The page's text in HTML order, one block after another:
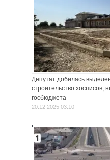
Депутат добилась
строительство хосписов,
госбюджета
20.12.2025 03:10